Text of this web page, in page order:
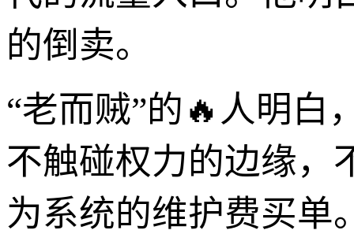
的倒卖。
“老而贼”的🔥人明白
不触碰权力的边缘，
为系统的维护费买单